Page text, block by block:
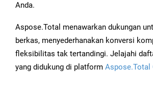
Anda.
Aspose.Total menawarkan dukungan
berkas, menyederhanakan konversi
fleksibilitas tak tertandingi. Jelajahi
yang didukung di platform Aspose.Total